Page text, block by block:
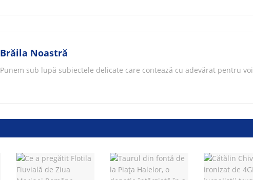
Brăila Noastră
Punem sub lupă subiectele delicate care contează cu adevărat pentru voi